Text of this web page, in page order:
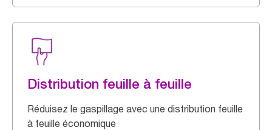
Distribution feuille à feuille
Réduisez le gaspillage avec une distribution feuille
à feuille économique